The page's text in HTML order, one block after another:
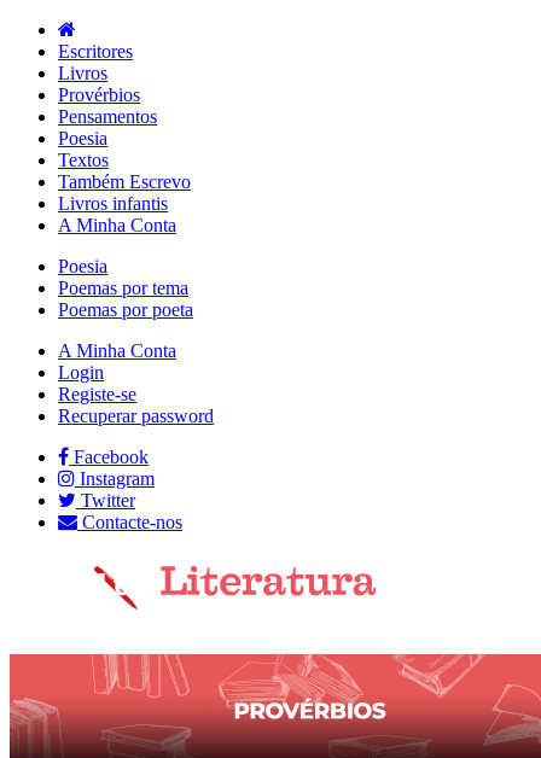
Escritores
Livros
Provérbios
Pensamentos
Poesia
Textos
Também Escrevo
Livros infantis
A Minha Conta
Poesia
Poemas por tema
Poemas por poeta
A Minha Conta
Login
Registe-se
Recuperar password
Facebook
Instagram
Twitter
Contacte-nos